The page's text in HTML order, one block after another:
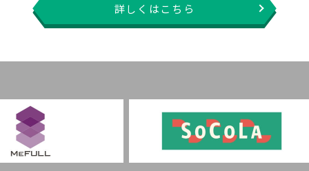
詳しくはこちら